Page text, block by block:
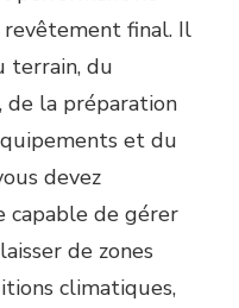
TENNIS
RÉSINE
À
AVIGNON
ACCOMPAGNEMENT
COMPLET
final. Il
terrain, du
de la préparation
et du
devez
capable de gérer
de zones
climatiques,